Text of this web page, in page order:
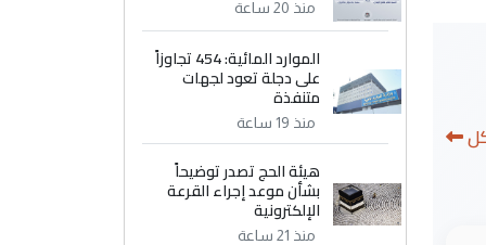
منذ 20 ساعة
الموارد المائية: 454 تجاوزاً
على دجلة تعود لجهات
متنفذة
منذ 19 ساعة
هيئة الحج تصدر توضيحاً
بشأن موعد إجراء القرعة
الإلكترونية
منذ 21 ساعة